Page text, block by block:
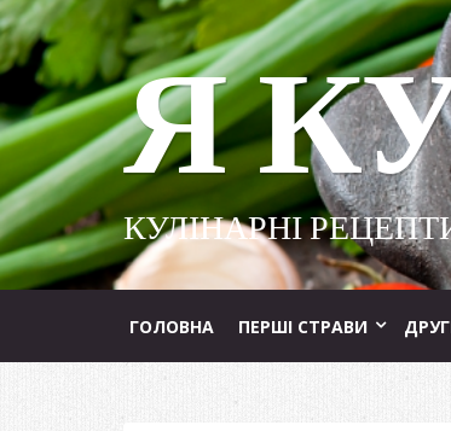
Я
КУЛІНАРНІ
ГОЛОВНА ПЕРШІ СТРАВИ